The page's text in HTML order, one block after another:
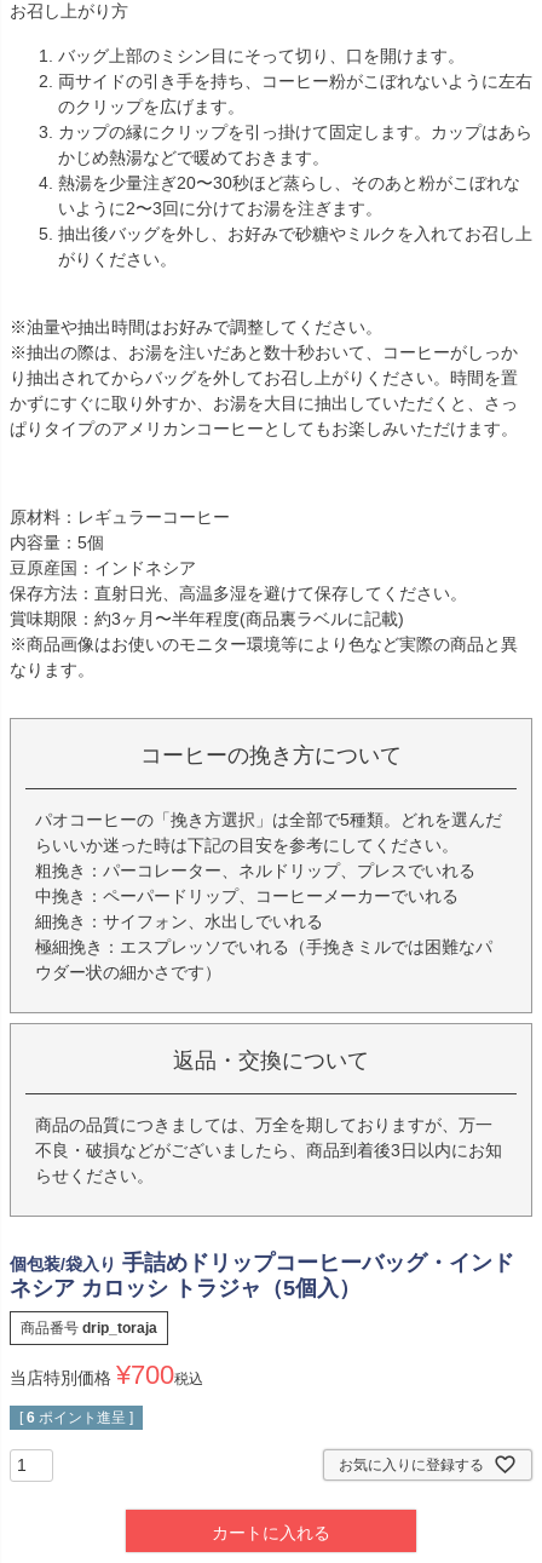
お召し上がり方
バッグ上部のミシン目にそって切り、口を開けます。
両サイドの引き手を持ち、コーヒー粉がこぼれないように左右
のクリップを広げます。
カップの縁にクリップを引っ掛けて固定します。カップはあら
かじめ熱湯などで暖めておきます。
熱湯を少量注ぎ20〜30秒ほど蒸らし、そのあと粉がこぼれな
いように2〜3回に分けてお湯を注ぎます。
抽出後バッグを外し、お好みで砂糖やミルクを入れてお召し上
がりください。
※油量や抽出時間はお好みで調整してください。
※抽出の際は、お湯を注いだあと数十秒おいて、コーヒーがしっか
り抽出されてからバッグを外してお召し上がりください。時間を置
かずにすぐに取り外すか、お湯を大目に抽出していただくと、さっ
ぱりタイプのアメリカンコーヒーとしてもお楽しみいただけます。
原材料：レギュラーコーヒー
内容量：5個
豆原産国：インドネシア
保存方法：直射日光、高温多湿を避けて保存してください。
賞味期限：約3ヶ月〜半年程度(商品裏ラベルに記載)
※商品画像はお使いのモニター環境等により色など実際の商品と異
なります。
コーヒーの挽き方について
パオコーヒーの「挽き方選択」は全部で5種類。どれを選んだ
らいいか迷った時は下記の目安を参考にしてください。
粗挽き：パーコレーター、ネルドリップ、プレスでいれる
中挽き：ペーパードリップ、コーヒーメーカーでいれる
細挽き：サイフォン、水出しでいれる
極細挽き：エスプレッソでいれる（手挽きミルでは困難なパ
ウダー状の細かさです）
返品・交換について
商品の品質につきましては、万全を期しておりますが、万一
不良・破損などがございましたら、商品到着後3日以内にお知
らせください。
個包装/袋入り 手詰めドリップコーヒーバッグ・インド
ネシア カロッシ トラジャ（5個入）
商品番号 drip_toraja
当店特別価格 ¥700税込
[ 6 ポイント進呈 ]
お気に入りに登録する
カートに入れる